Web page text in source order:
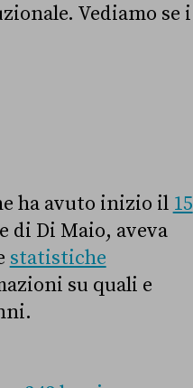
Vediamo se i
ha avuto inizio il 15
di Di Maio, aveva
statistiche
su quali e